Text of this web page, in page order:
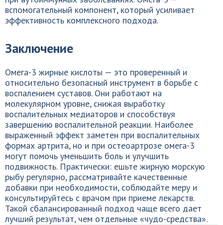
вспомогательный компонент, который усиливает
эффективность комплексного подхода.
Заключение
Омега-3 жирные кислоты — это проверенный и
относительно безопасный инструмент в борьбе с
воспалением суставов. Они работают на
молекулярном уровне, снижая выработку
воспалительных медиаторов и способствуя
завершению воспалительной реакции. Наиболее
выраженный эффект заметен при воспалительных
формах артрита, но и при остеоартрозе омега-3
могут помочь уменьшить боль и улучшить
подвижность. Практически: ешьте жирную морскую
рыбу регулярно, рассматривайте качественные
добавки при необходимости, соблюдайте меру и
консультируйтесь с врачом при приеме лекарств.
Такой сбалансированный подход чаще всего дает
лучший результат, чем отдельные «чудо-средства».